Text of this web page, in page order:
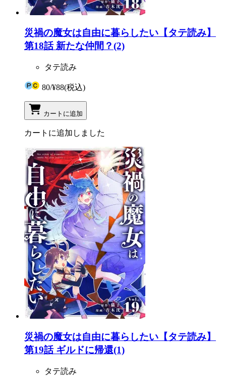
災禍の魔女は自由に暮らしたい【タテ読み】
第18話 新たな仲間？(2)
タテ読み
80/¥88(税込)
カートに追加
カートに追加しました
災禍の魔女は自由に暮らしたい【タテ読み】
第19話 ギルドに帰還(1)
タテ読み